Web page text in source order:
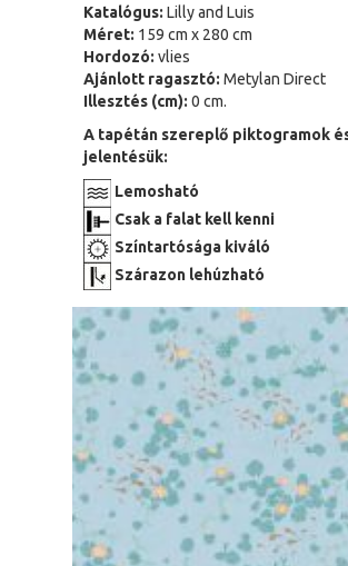
Katalógus: Lilly and Luis
Méret: 159 cm x 280 cm
Hordozó: vlies
Ajánlott ragasztó: Metylan Direct
Illesztés (cm): 0 cm.
A tapétán szereplő piktogramok
jelentésük:
Lemosható
Csak a falat kell kenni
Színtartósága kiváló
Szárazon lehúzható